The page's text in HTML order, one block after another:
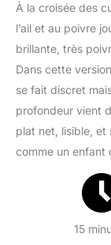
À la croisée des
l’ail et au poivre
brillante, très
Dans cette
se fait discret
profondeur vient
plat net, lisible, et
comme un enfant
15